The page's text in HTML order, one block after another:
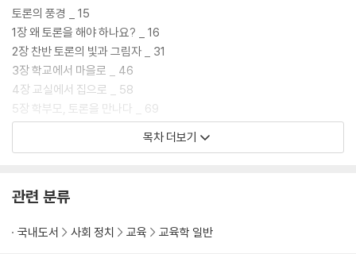
토론의 풍경 _ 15
1장 왜 토론을 해야 하나요? _ 16
2장 찬반 토론의 빛과 그림자 _ 31
3장 학교에서 마을로 _ 46
4장 교실에서 집으로 _ 58
5장 학부모, 토론을 만나다 _ 69
6장 지역 강사를 향하여 _ 79
7장 독서-토론-글쓰기의 융합 _ 91
8장 가족의 풍경 _ 106
10장 배움의 실천2: 방과후 학교서 _ 129
목차 더보기
관련 분류
국내도서 사회 정치 교육 교육학 일반